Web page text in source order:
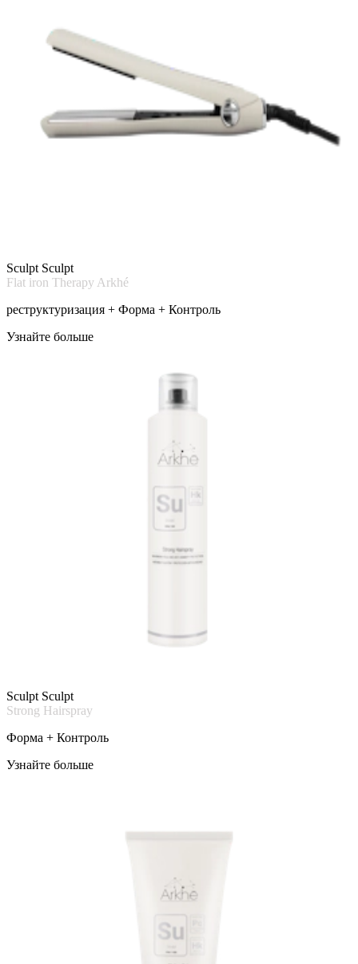
Sculpt Sculpt
Flat iron Therapy Arkhé
реструктуризация + Форма + Контроль
Узнайте больше
Sculpt Sculpt
Strong Hairspray
Форма + Контроль
Узнайте больше